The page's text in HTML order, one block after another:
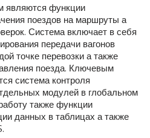
являются функции
поездов на маршруты а
Система включает в себя
передачи вагонов
точке перевозки а также
поезда. Ключевым
система контроля
модулей в глобальном
также функции
данных в таблицах а также